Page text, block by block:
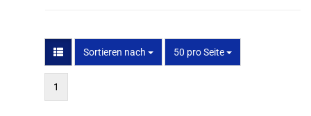
Sortieren nach
Sortieren nach 50 pro Seite
pro Seite
1